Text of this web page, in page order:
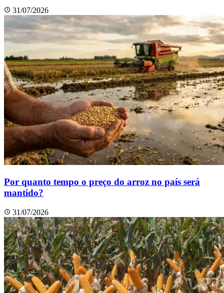
31/07/2026
Por quanto tempo o preço do arroz no país será
mantido?
31/07/2026